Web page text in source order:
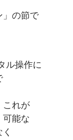
」の節で
ル操作に
これが
可能な